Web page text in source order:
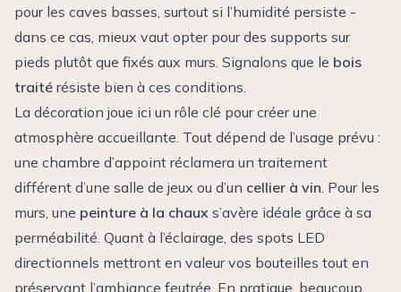
pour les caves basses, surtout si l’humidité persiste -
dans ce cas, mieux vaut opter pour des supports sur
pieds plutôt que fixés aux murs. Signalons que le bois
traité résiste bien à ces conditions.
La décoration joue ici un rôle clé pour créer une
atmosphère accueillante. Tout dépend de l’usage prévu :
une chambre d’appoint réclamera un traitement
différent d’une salle de jeux ou d’un cellier à vin. Pour les
murs, une peinture à la chaux s’avère idéale grâce à sa
perméabilité. Quant à l’éclairage, des spots LED
directionnels mettront en valeur vos bouteilles tout en
préservant l’ambiance feutrée. En pratique, beaucoup